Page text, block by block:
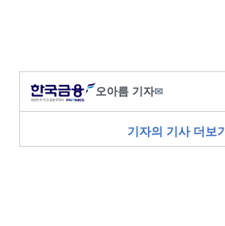
오아름 기자✉
기자의 기사 더보기